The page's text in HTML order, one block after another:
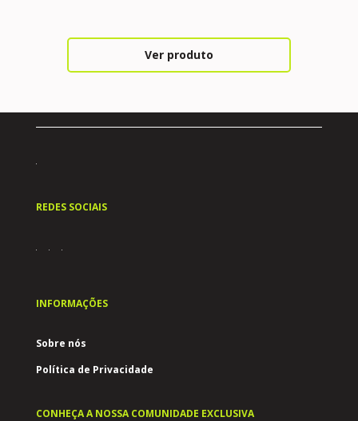
Ver produto
INFORMAÇÕES
Política de Privacidade